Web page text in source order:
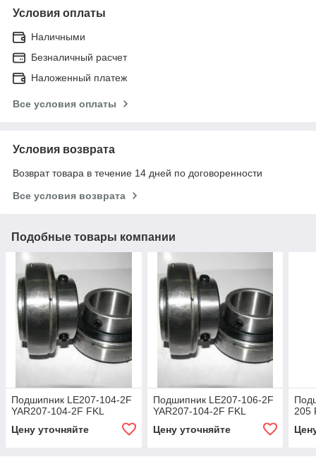
Условия оплаты
Наличными
Безналичный расчет
Наложенный платеж
Все условия оплаты
Условия возврата
Возврат товара в течение 14 дней по договоренности
Все условия возврата
Подобные товары компании
Подшипник LE207-104-2F
YAR207-104-2F FKL
Цену уточняйте
Подшипник LE207-106-2F
YAR207-104-2F FKL
Цену уточняйте
205